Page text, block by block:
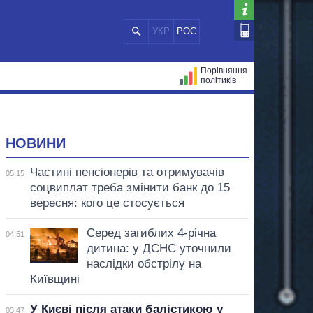
УКР РОС
Порівняння
політиків
НОВИНИ
05:15
Частині пенсіонерів та отримувачів
соцвиплат треба змінити банк до 15
вересня: кого це стосується
04:51
Серед загиблих 4-річна
дитина: у ДСНС уточнили
наслідки обстрілу на
Київщині
03:47
У Києві після атаки балістикою у